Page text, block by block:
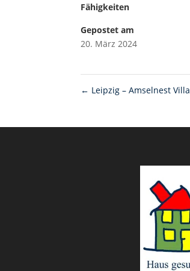
Fähigkeiten
Gepostet am
20. März 2024
← Leipzig – Amselnest Villa